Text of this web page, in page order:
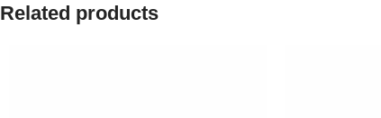
Related products